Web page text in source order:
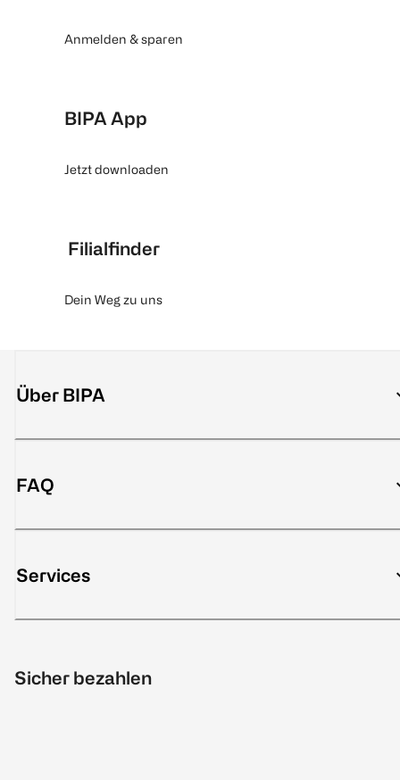
Anmelden & sparen
BIPA App
Jetzt downloaden
Filialfinder
Dein Weg zu uns
Über BIPA
FAQ
Services
Sicher bezahlen